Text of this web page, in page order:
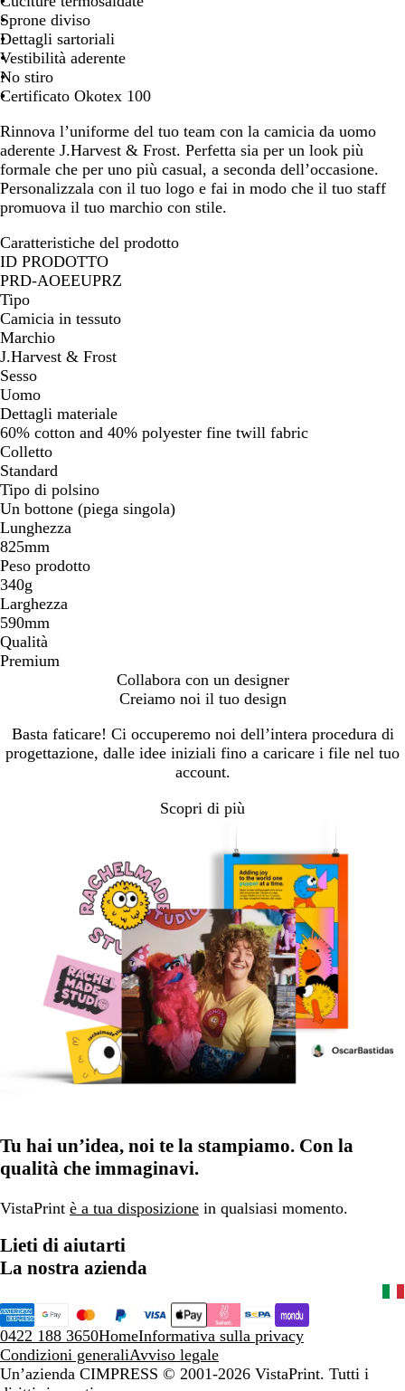
B
l
u
n
a
y
B
l
u
n
a
y
o
c
i
e
l
Sprone diviso
Dettagli sartoriali
Vestibilità aderente
No stiro
Certificato Okotex 100
Rinnova l’uniforme del tuo team con la camicia da uomo
aderente J.Harvest & Frost. Perfetta sia per un look più
formale che per uno più casual, a seconda dell’occasione.
Personalizzala con il tuo logo e fai in modo che il tuo staff
promuova il tuo marchio con stile.
Caratteristiche del prodotto
ID PRODOTTO
PRD-AOEEUPRZ
Tipo
Camicia in tessuto
Marchio
J.Harvest & Frost
Sesso
Uomo
Dettagli materiale
60% cotton and 40% polyester fine twill fabric
Colletto
Standard
Tipo di polsino
Un bottone (piega singola)
Lunghezza
825mm
Peso prodotto
340g
Larghezza
590mm
Qualità
Premium
Collabora con un designer
Creiamo noi il tuo design
Basta faticare! Ci occuperemo noi dell’intera procedura di
progettazione, dalle idee iniziali fino a caricare i file nel tuo
account.
Scopri di più
Tu hai un’idea, noi te la stampiamo. Con la
qualità che immaginavi.
VistaPrint è a tua disposizione in qualsiasi momento.
Lieti di aiutarti
La nostra azienda
0422 188 3650HomeInformativa sulla privacy
Condizioni generaliAvviso legale
Un’azienda CIMPRESS © 2001-2026 VistaPrint. Tutti i